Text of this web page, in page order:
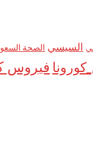
السيسي الصحة
فيروس